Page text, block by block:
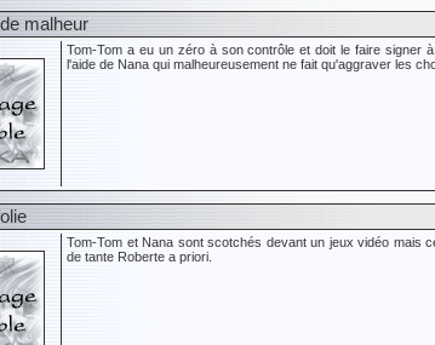
malheur
Tom-Tom a eu un zéro à son contrôle et doit le faire signer
l'aide de Nana qui malheureusement ne fait qu'aggraver les
Tom-Tom et Nana sont scotchés devant un jeux vidéo mais
de tante Roberte a priori.